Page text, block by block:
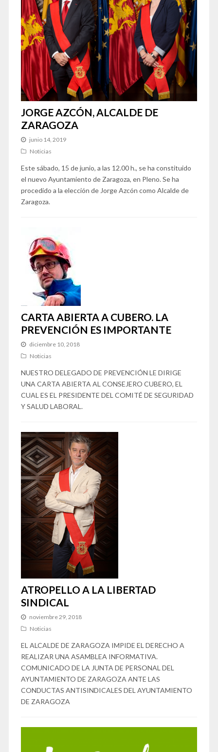
JORGE AZCÓN, ALCALDE DE
ZARAGOZA
junio 14, 2019
Noticias
Este sábado, 15 de junio, a las 12.00 h., se ha constituido
el nuevo Ayuntamiento de Zaragoza, en Pleno. Se ha
procedido a la elección de Jorge Azcón como Alcalde de
Zaragoza.
CARTA ABIERTA A CUBERO. LA
PREVENCIÓN ES IMPORTANTE
diciembre 10, 2018
Noticias
NUESTRO DELEGADO DE PREVENCIÓN LE DIRIGE
UNA CARTA ABIERTA AL CONSEJERO CUBERO, EL
CUAL ES EL PRESIDENTE DEL COMITÉ DE SEGURIDAD
Y SALUD LABORAL.
ATROPELLO A LA LIBERTAD
SINDICAL
noviembre 29, 2018
Noticias
EL ALCALDE DE ZARAGOZA IMPIDE EL DERECHO A
REALIZAR UNA ASAMBLEA INFORMATIVA.
COMUNICADO DE LA JUNTA DE PERSONAL DEL
AYUNTAMIENTO DE ZARAGOZA ANTE LAS
CONDUCTAS ANTISINDICALES DEL AYUNTAMIENTO
DE ZARAGOZA